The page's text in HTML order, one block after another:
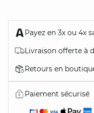
Payez en 3x ou 4x
Livraison offerte à
Retours en
Paiement sécurisé